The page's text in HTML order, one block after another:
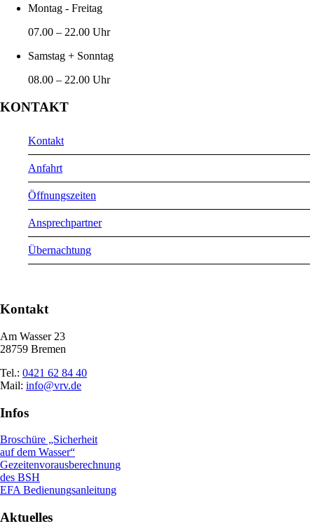
Montag - Freitag
07.00 – 22.00 Uhr
Samstag + Sonntag
08.00 – 22.00 Uhr
KONTAKT
Kontakt
Anfahrt
Öffnungszeiten
Ansprechpartner
Übernachtung
Kontakt
Am Wasser 23
28759 Bremen
Tel.: 0421 62 84 40
Mail: info@vrv.de
Infos
Broschüre „Sicherheit
auf dem Wasser“
Gezeitenvorausberechnung
des BSH
EFA Bedienungsanleitung
Aktuelles